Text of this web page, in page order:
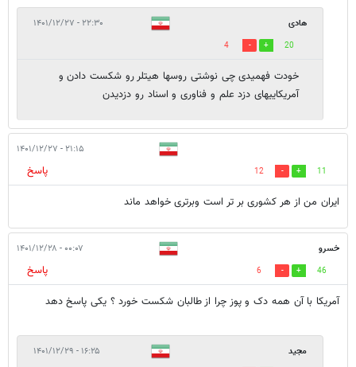
هادی ۲۲:۳۰ - ۱۴۰۱/۱۲/۲۷
20
4
خودت فهمیدی چی نوشتی روسها هیتلر رو شکست دادن و
آمریکاییهای دزد علم و فناوری و اسناد رو دزدیدن
۲۱:۱۵ - ۱۴۰۱/۱۲/۲۷
11
12
پاسخ
ایران من از هر کشوری بر تر است وبرتری خواهد ماند
خسرو ۰۰:۰۷ - ۱۴۰۱/۱۲/۲۸
46
6
پاسخ
آمریکا با آن همه دک و پوز چرا از طالبان شکست خورد ؟ یکی پاسخ دهد
مجید ۱۶:۲۵ - ۱۴۰۱/۱۲/۲۹